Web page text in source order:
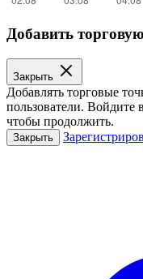
Добавить
Закрыть
Добавлять торговые
пользователи. Войдите
чтобы продолжить.
Закрыть